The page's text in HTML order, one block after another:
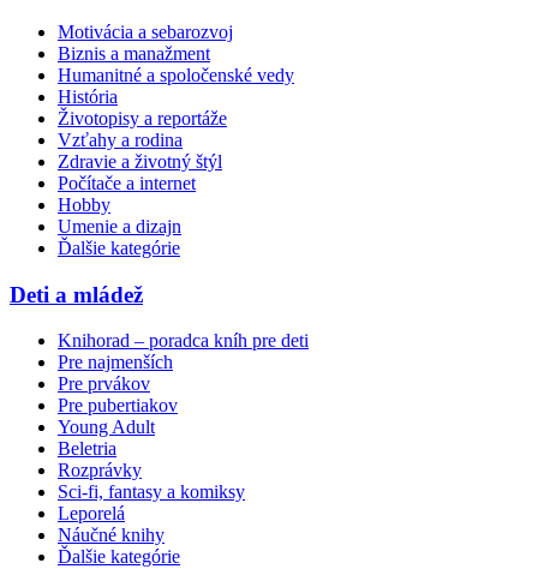
Motivácia a sebarozvoj
Biznis a manažment
Humanitné a spoločenské vedy
História
Životopisy a reportáže
Vzťahy a rodina
Zdravie a životný štýl
Počítače a internet
Hobby
Umenie a dizajn
Ďalšie kategórie
Deti a mládež
Knihorad – poradca kníh pre deti
Pre najmenších
Pre prvákov
Pre pubertiakov
Young Adult
Beletria
Rozprávky
Sci-fi, fantasy a komiksy
Leporelá
Náučné knihy
Ďalšie kategórie